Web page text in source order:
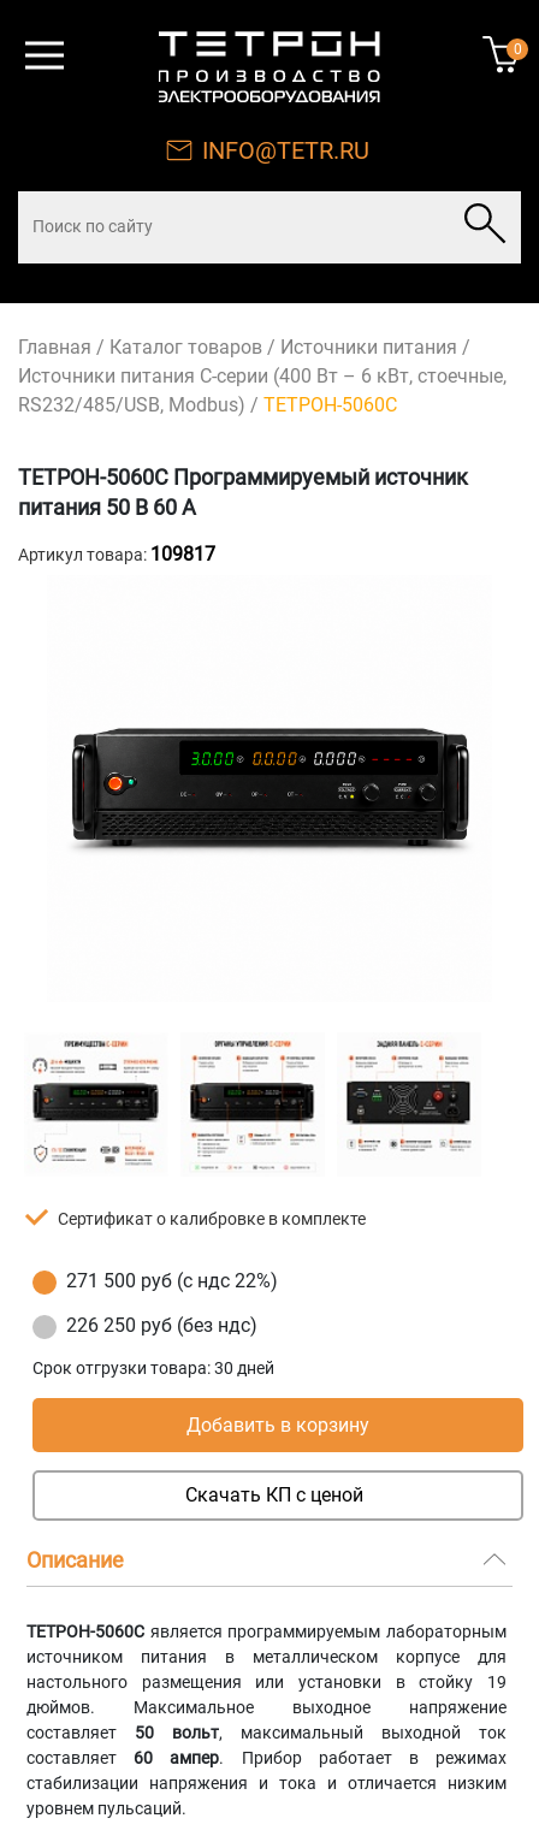
0
INFO@TETR.RU
Главная / Каталог товаров / Источники питания /
Источники питания С-серии (400 Вт – 6 кВт, стоечные,
RS232/485/USB, Modbus) / ТЕТРОН-5060С
ТЕТРОН-5060С Программируемый источник
питания 50 В 60 А
Артикул товара: 109817
Сертификат о калибровке в комплекте
271 500 руб (с ндс 22%)
226 250 руб (без ндс)
Срок отгрузки товара:30 дней
Добавить в корзину
Скачать КП с ценой
Описание
ТЕТРОН-5060С является программируемым лабораторным
источником питания в металлическом корпусе для
настольного размещения или установки в стойку 19
дюймов. Максимальное выходное напряжение
составляет 50 вольт, максимальный выходной ток
составляет 60 ампер. Прибор работает в режимах
стабилизации напряжения и тока и отличается низким
уровнем пульсаций.